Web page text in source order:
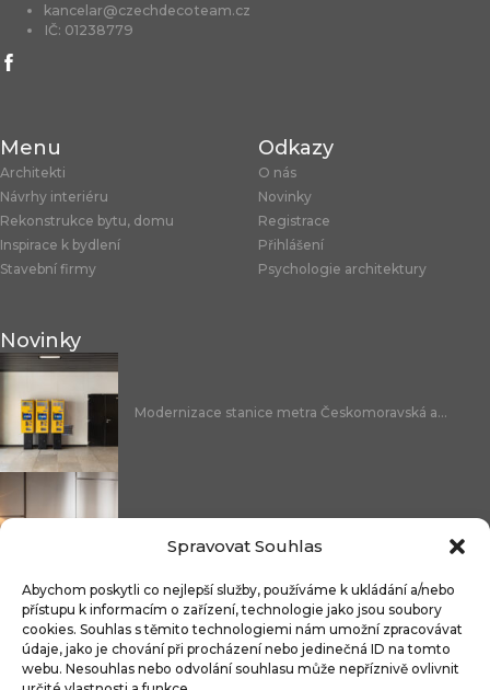
Spravovat Souhlas
Abychom poskytli co nejlepší služby, používáme k ukládání a/nebo
přístupu k informacím o zařízení, technologie jako jsou soubory
cookies. Souhlas s těmito technologiemi nám umožní zpracovávat
údaje, jako je chování při procházení nebo jedinečná ID na tomto
webu. Nesouhlas nebo odvolání souhlasu může nepříznivě ovlivnit
kancelar@czechdecoteam.cz
IČ: 01238779
Menu
Architekti
Návrhy interiéru
Rekonstrukce bytu, domu
Inspirace k bydlení
Stavební firmy
Odkazy
O nás
Novinky
Registrace
Přihlášení
Psychologie architektury
Novinky
Modernizace stanice metra Českomoravská a...
Čistitelné látky s technologií FibreGuard®:...